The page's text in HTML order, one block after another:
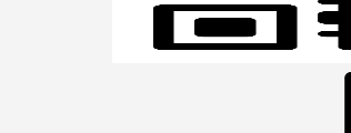
E-mail